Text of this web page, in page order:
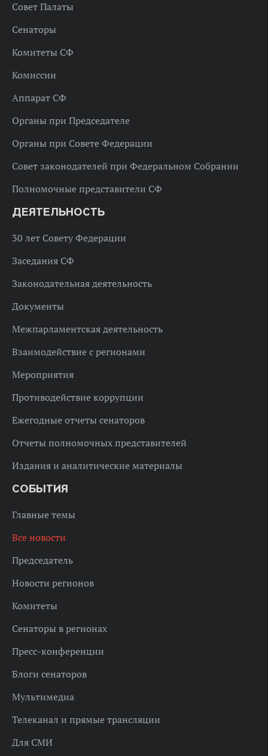
Совет Палаты
Сенаторы
Комитеты СФ
Комиссии
Аппарат СФ
Органы при Председателе
Органы при Совете Федерации
Совет законодателей при Федеральном Собрании
Полномочные представители СФ
ДЕЯТЕЛЬНОСТЬ
30 лет Совету Федерации
Заседания СФ
Законодательная деятельность
Документы
Межпарламентская деятельность
Взаимодействие с регионами
Мероприятия
Противодействие коррупции
Ежегодные отчеты сенаторов
Отчеты полномочных представителей
Издания и аналитические материалы
СОБЫТИЯ
Главные темы
Все новости
Председатель
Новости регионов
Комитеты
Сенаторы в регионах
Пресс-конференции
Блоги сенаторов
Мультимедиа
Телеканал и прямые трансляции
Для СМИ